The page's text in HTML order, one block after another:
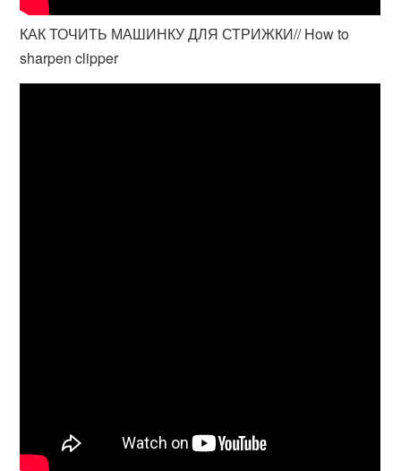
КАК ТОЧИТЬ МАШИНКУ ДЛЯ СТРИЖКИ// How to
sharpen clipper